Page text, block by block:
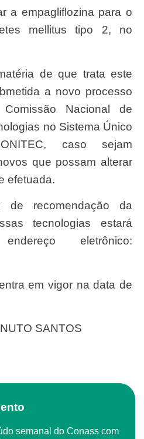
mellitus tipo 2, no
a novo processo
Nacional de
no Sistema Único
caso sejam
que possam alterar
efetuada.
tecnologias estará
eletrônico:
SANTOS